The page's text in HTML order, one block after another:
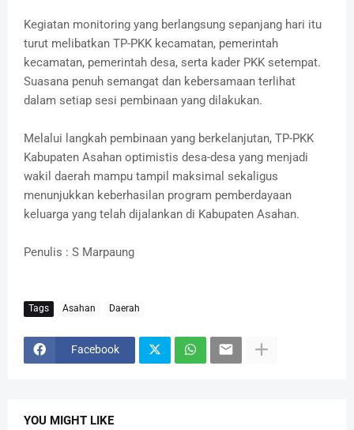
Kegiatan monitoring yang berlangsung sepanjang hari itu
turut melibatkan TP-PKK kecamatan, pemerintah
kecamatan, pemerintah desa, serta kader PKK setempat.
Suasana penuh semangat dan kebersamaan terlihat
dalam setiap sesi pembinaan yang dilakukan.
Melalui langkah pembinaan yang berkelanjutan, TP-PKK
Kabupaten Asahan optimistis desa-desa yang menjadi
wakil daerah mampu tampil maksimal sekaligus
menunjukkan keberhasilan program pemberdayaan
keluarga yang telah dijalankan di Kabupaten Asahan.
Penulis : S Marpaung
Tags Asahan Daerah
Facebook
YOU MIGHT LIKE